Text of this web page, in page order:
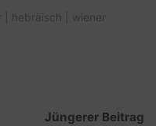
hebräisch
wiener
Jüngerer Beitrag